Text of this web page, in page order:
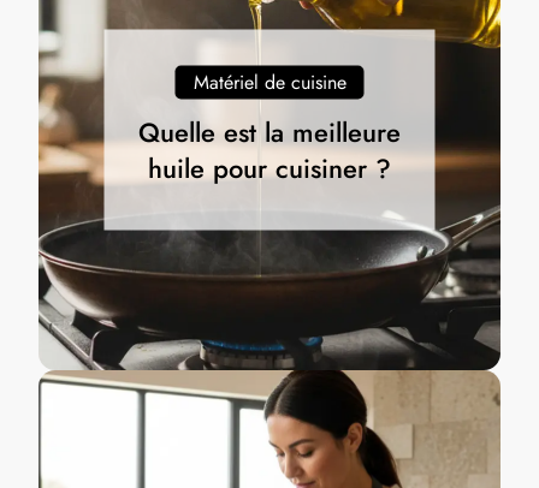
Matériel de cuisine
Quelle est la meilleure
huile pour cuisiner ?